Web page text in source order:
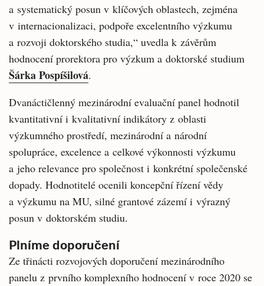
a systematický posun v klíčových oblastech, zejména
v internacionalizaci, podpoře excelentního výzkumu
a rozvoji doktorského studia,“ uvedla k závěrům
hodnocení prorektora pro výzkum a doktorské studium
Šárka Pospíšilová.
Dvanáctičlenný mezinárodní evaluační panel hodnotil
kvantitativní i kvalitativní indikátory z oblasti
výzkumného prostředí, mezinárodní a národní
spolupráce, excelence a celkové výkonnosti výzkumu
a jeho relevance pro společnost i konkrétní společenské
dopady. Hodnotitelé ocenili koncepční řízení vědy
a výzkumu na MU, silné grantové zázemí i výrazný
posun v doktorském studiu.
Plníme doporučení
Ze třinácti rozvojových doporučení mezinárodního
panelu z prvního komplexního hodnocení v roce 2020 se